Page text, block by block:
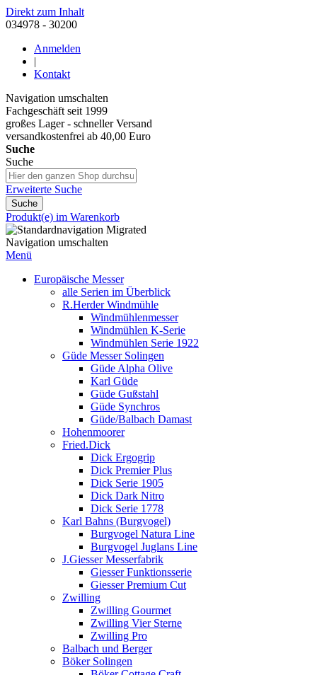
Direkt zum Inhalt
034978 - 30200
Anmelden
|
Kontakt
Navigation umschalten
Fachgeschäft seit 1999
großes Lager - schneller Versand
versandkostenfrei ab 40,00 Euro
Suche
Suche
Erweiterte Suche
Suche
Produkt(e) im Warenkorb
Navigation umschalten
Menü
Europäische Messer
alle Serien im Überblick
R.Herder Windmühle
Windmühlenmesser
Windmühlen K-Serie
Windmühlen Serie 1922
Güde Messer Solingen
Güde Alpha Olive
Karl Güde
Güde Gußstahl
Güde Synchros
Güde/Balbach Damast
Hohenmoorer
Fried.Dick
Dick Ergogrip
Dick Premier Plus
Dick Serie 1905
Dick Dark Nitro
Dick Serie 1778
Karl Bahns (Burgvogel)
Burgvogel Natura Line
Burgvogel Juglans Line
J.Giesser Messerfabrik
Giesser Funktionsserie
Giesser Premium Cut
Zwilling
Zwilling Gourmet
Zwilling Vier Sterne
Zwilling Pro
Balbach und Berger
Böker Solingen